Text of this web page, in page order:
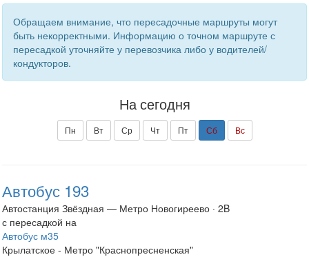
Обращаем внимание, что пересадочные маршруты могут
быть некорректными. Информацию о точном маршруте с
пересадкой уточняйте у перевозчика либо у водителей/
кондукторов.
На сегодня
Пн Вт Ср Чт Пт Сб Вс
Автобус 193
Автостанция Звёздная — Метро Новогиреево · 2B
с пересадкой на
Автобус м35
Крылатское - Метро "Краснопресненская"